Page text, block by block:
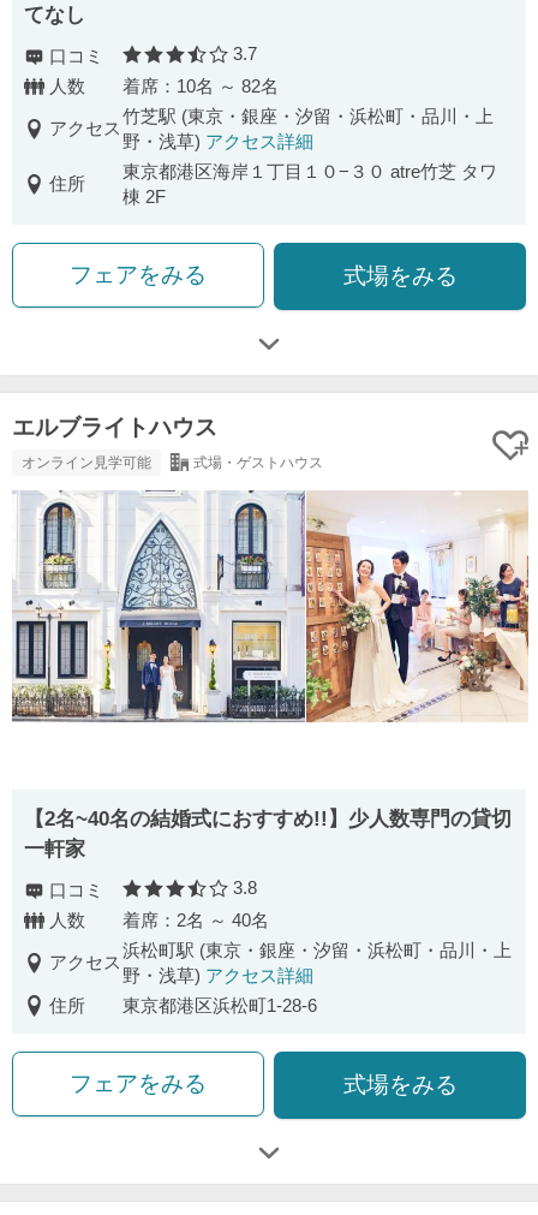
てなし
口コミ 口コミ評価
3.7
人数
着席：10名 ～ 82名
アクセス
竹芝駅 (東京・銀座・汐留・浜松町・品川・上
野・浅草) アクセス詳細
住所
東京都港区海岸１丁目１０−３０ atre竹芝 タワ
棟 2F
フェアをみる 式場をみる
エルブライトハウス
オンライン見学可能 式場・ゲストハウス
【2名~40名の結婚式におすすめ!!】少人数専門の貸切
一軒家
口コミ 口コミ評価
3.8
人数
着席：2名 ～ 40名
アクセス
浜松町駅 (東京・銀座・汐留・浜松町・品川・上
野・浅草) アクセス詳細
住所
東京都港区浜松町1-28-6
フェアをみる 式場をみる